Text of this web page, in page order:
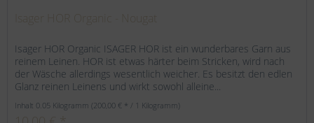
Isager HOR Organic ISAGER HOR ist ein wunderbares Garn aus
reinem Leinen. HOR ist etwas härter beim Stricken, wird nach
der Wäsche allerdings wesentlich weicher. Es besitzt den edlen
Glanz reinen Leinens und wirkt sowohl alleine...
Inhalt 0.05 Kilogramm(200,00 € * / 1 Kilogramm)